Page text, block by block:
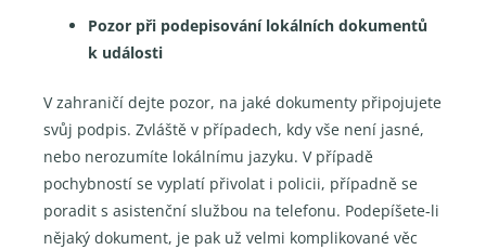
Pozor při podepisování lokálních dokumentů
k události
V zahraničí dejte pozor, na jaké dokumenty připojujete
svůj podpis. Zvláště v případech, kdy vše není jasné,
nebo nerozumíte lokálnímu jazyku. V případě
pochybností se vyplatí přivolat i policii, případně se
poradit s asistenční službou na telefonu. Podepíšete-li
nějaký dokument, je pak už velmi komplikované věc